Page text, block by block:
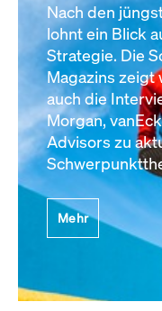
Nach den
lohnt ein Blick
Strategie. Die
Magazins zeigt
auch die
Morgan,
Advisors zu
Mehr